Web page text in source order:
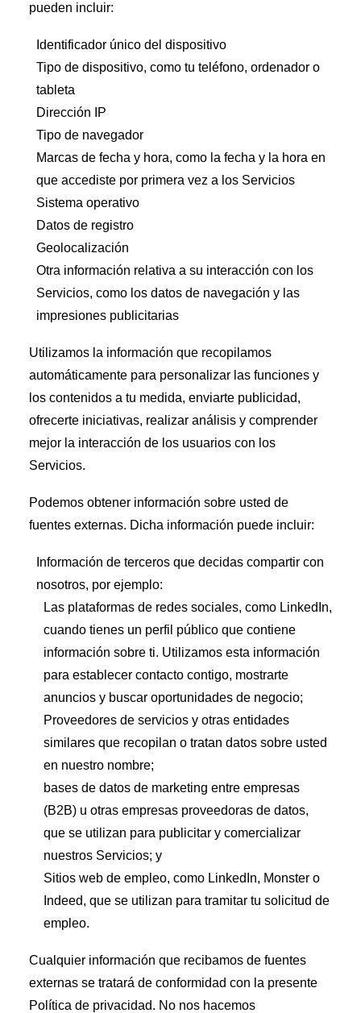
pueden incluir:
Identificador único del dispositivo
Tipo de dispositivo, como tu teléfono, ordenador o
tableta
Dirección IP
Tipo de navegador
Marcas de fecha y hora, como la fecha y la hora en
que accediste por primera vez a los Servicios
Sistema operativo
Datos de registro
Geolocalización
Otra información relativa a su interacción con los
Servicios, como los datos de navegación y las
impresiones publicitarias
Utilizamos la información que recopilamos
automáticamente para personalizar las funciones y
los contenidos a tu medida, enviarte publicidad,
ofrecerte iniciativas, realizar análisis y comprender
mejor la interacción de los usuarios con los
Servicios.
Podemos obtener información sobre usted de
fuentes externas. Dicha información puede incluir:
Información de terceros que decidas compartir con
nosotros, por ejemplo:
Las plataformas de redes sociales, como LinkedIn,
cuando tienes un perfil público que contiene
información sobre ti. Utilizamos esta información
para establecer contacto contigo, mostrarte
anuncios y buscar oportunidades de negocio;
Proveedores de servicios y otras entidades
similares que recopilan o tratan datos sobre usted
en nuestro nombre;
bases de datos de marketing entre empresas
(B2B) u otras empresas proveedoras de datos,
que se utilizan para publicitar y comercializar
nuestros Servicios; y
Sitios web de empleo, como LinkedIn, Monster o
Indeed, que se utilizan para tramitar tu solicitud de
empleo.
Cualquier información que recibamos de fuentes
externas se tratará de conformidad con la presente
Política de privacidad. No nos hacemos